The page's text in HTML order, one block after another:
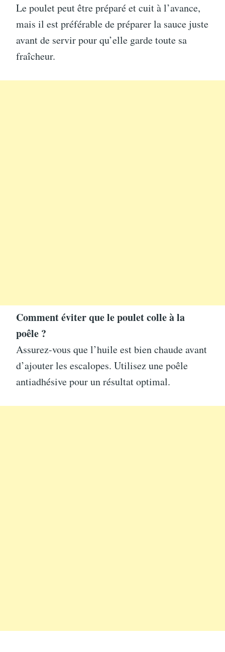
Le poulet peut être préparé et cuit à l’avance,
mais il est préférable de préparer la sauce juste
avant de servir pour qu’elle garde toute sa
fraîcheur.
Comment éviter que le poulet colle à la
poêle ?
Assurez-vous que l’huile est bien chaude avant
d’ajouter les escalopes. Utilisez une poêle
antiadhésive pour un résultat optimal.